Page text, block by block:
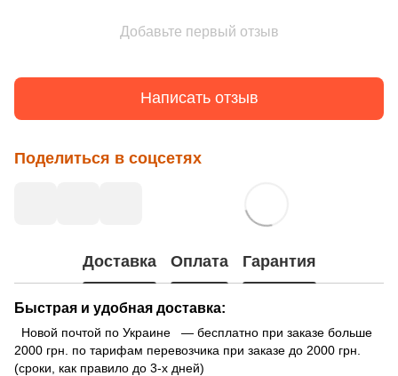
Добавьте первый отзыв
Написать отзыв
Поделиться в соцсетях
Доставка Оплата Гарантия
Быстрая и удобная доставка:
Новой почтой по Украине — бесплатно при заказе больше
2000 грн. по тарифам перевозчика при заказе до 2000 грн.
(сроки, как правило до 3-х дней)